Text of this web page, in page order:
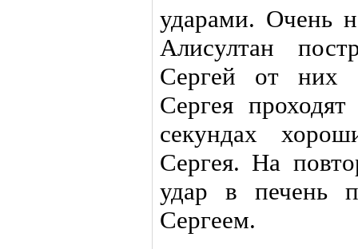
ударами. Очень
Алисултан
Сергей от них
Сергея
секундах
Сергея. На
удар в печень
Сергеем.